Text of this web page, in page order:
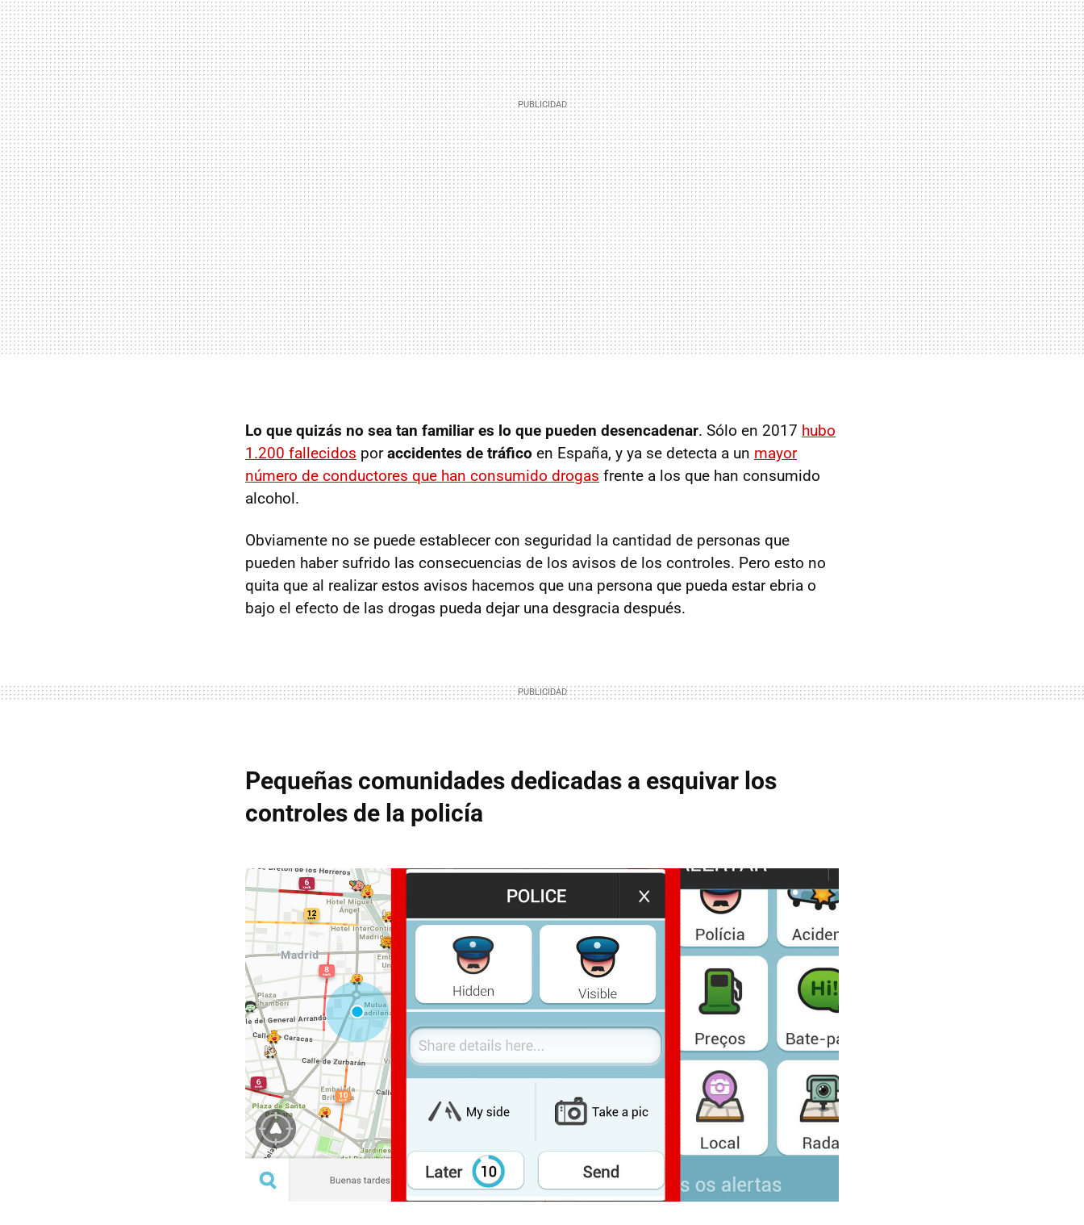
Lo que quizás no sea tan familiar es lo que pueden desencadenar. Sólo en 2017 hubo
1.200 fallecidos poraccidentes de tráfico en España, y ya se detecta a un mayor
número de conductores que han consumido drogas frente a los que han consumido
alcohol.
Obviamente no se puede establecer con seguridad la cantidad de personas que
pueden haber sufrido las consecuencias de los avisos de los controles. Pero esto no
quita que al realizar estos avisos hacemos que una persona que pueda estar ebria o
bajo el efecto de las drogas pueda dejar una desgracia después.
Pequeñas comunidades dedicadas a esquivar los
controles de la policía